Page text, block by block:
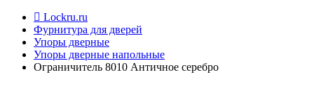
Lockru.ru
Фурнитура для дверей
Упоры дверные
Упоры дверные напольные
Ограничитель 8010 Античное серебро